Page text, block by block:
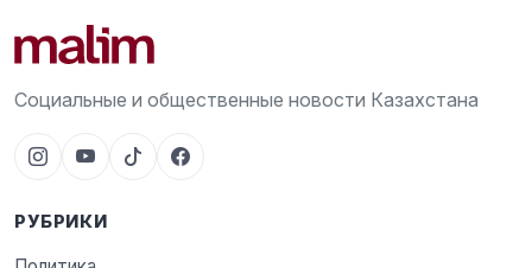
Социальные и общественные новости Казахстана
РУБРИКИ